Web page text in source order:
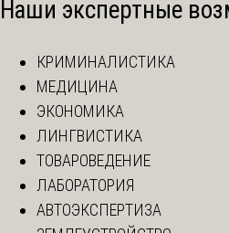
Наши экспертные
КРИМИНАЛИСТИКА
МЕДИЦИНА
ЭКОНОМИКА
ЛИНГВИСТИКА
ТОВАРОВЕДЕНИЕ
ЛАБОРАТОРИЯ
АВТОЭКСПЕРТИЗА